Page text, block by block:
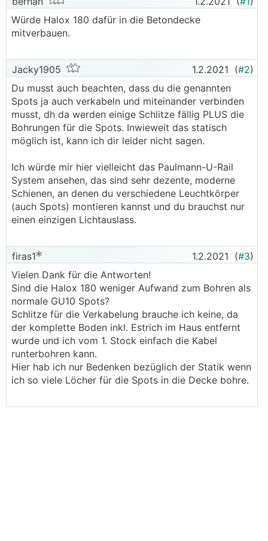
Würde Halox 180 dafür in die Betondecke
mitverbauen.
Jacky1905 1.2.2021 (#2)
Du musst auch beachten, dass du die genannten
Spots ja auch verkabeln und miteinander verbinden
musst, dh da werden einige Schlitze fällig PLUS die
Bohrungen für die Spots. Inwieweit das statisch
möglich ist, kann ich dir leider nicht sagen.
Ich würde mir hier vielleicht das Paulmann-U-Rail
System ansehen, das sind sehr dezente, moderne
Schienen, an denen du verschiedene Leuchtkörper
(auch Spots) montieren kannst und du brauchst nur
einen einzigen Lichtauslass.
firas1 1.2.2021 (#3)
Vielen Dank für die Antworten!
Sind die Halox 180 weniger Aufwand zum Bohren als
normale GU10 Spots?
Schlitze für die Verkabelung brauche ich keine, da
der komplette Boden inkl. Estrich im Haus entfernt
wurde und ich vom 1. Stock einfach die Kabel
runterbohren kann.
Hier hab ich nur Bedenken bezüglich der Statik wenn
ich so viele Löcher für die Spots in die Decke bohre.